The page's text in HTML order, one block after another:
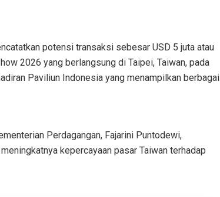
potensi transaksi sebesar USD 5 juta atau
2026 yang berlangsung di Taipei, Taiwan, pada
Paviliun Indonesia yang menampilkan berbagai
Perdagangan, Fajarini Puntodewi,
kepercayaan pasar Taiwan terhadap